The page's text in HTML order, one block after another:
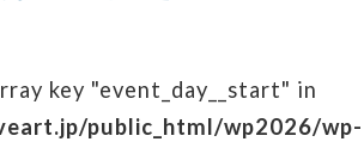
key "event_day__start" in
public_html/wp2026/wp-